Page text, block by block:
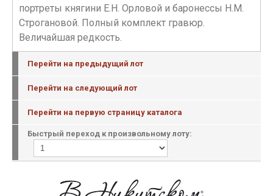
портреты княгини Е.Н. Орловой и баронессы Н.М.
Строгановой. Полный комплект гравюр.
Величайшая редкость.
Перейти на предыдущий лот
Перейти на следующий лот
Перейти на первую страницу каталога
Быстрый переход к произвольному лоту: